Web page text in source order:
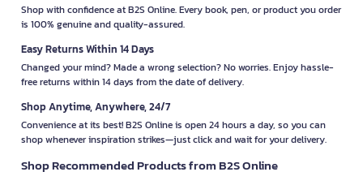
Shop with confidence at B2S Online. Every book, pen, or product you order
is 100% genuine and quality-assured.
Easy Returns Within 14 Days
Changed your mind? Made a wrong selection? No worries. Enjoy hassle-
free returns within 14 days from the date of delivery.
Shop Anytime, Anywhere, 24/7
Convenience at its best! B2S Online is open 24 hours a day, so you can
shop whenever inspiration strikes—just click and wait for your delivery.
Shop Recommended Products from B2S Online